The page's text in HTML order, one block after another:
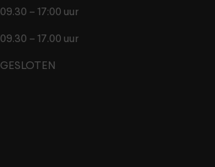
09.30 – 17:00 uur
09.30 – 17.00 uur
GESLOTEN